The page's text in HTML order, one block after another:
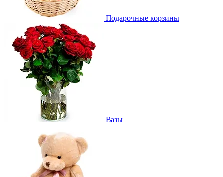
Подарочные корзины
Вазы